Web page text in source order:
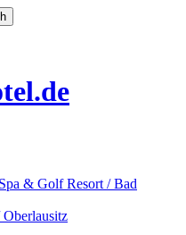
& Golf Resort / Bad